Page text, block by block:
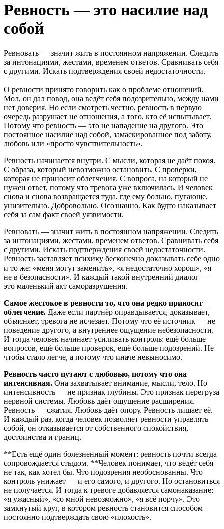
Ревность — это насилие над
собой
Ревновать — значит жить в постоянном напряжении. Следить
за интонациями, жестами, временем ответов. Сравнивать себя
с другими. Искать подтверждения своей недостаточности.
О ревности принято говорить как о проблеме отношений.
Мол, он дал повод, она ведёт себя подозрительно, между нами
нет доверия. Но если смотреть честно, ревность в первую
очередь разрушает не отношения, а того, кто её испытывает.
Потому что ревность — это не нападение на другого. Это
постоянное насилие над собой, замаскированное под заботу,
любовь или «просто чувствительность».
Ревность начинается внутри. С мысли, которая не даёт покоя.
С образа, который невозможно остановить. С проверки,
которая не приносит облегчения. С вопроса, на который не
нужен ответ, потому что тревога уже включилась. И человек
снова и снова возвращается туда, где ему больно, пугающе,
унизительно. Добровольно. Осознанно. Как будто наказывает
себя за сам факт своей уязвимости.
Ревновать — значит жить в постоянном напряжении. Следить
за интонациями, жестами, временем ответов. Сравнивать себя
с другими. Искать подтверждения своей недостаточности.
Ревность заставляет психику бесконечно доказывать себе одно
и то же: «меня могут заменить», «я недостаточно хорош», «я
не в безопасности». И каждый такой внутренний диалог —
это маленький акт саморазрушения.
Самое жестокое в ревности то, что она редко приносит
облегчение. Даже если партнёр оправдывается, доказывает,
объясняет, тревога не исчезает. Потому что её источник — не
поведение другого, а внутреннее ощущение небезопасности.
И тогда человек начинает усиливать контроль: ещё больше
вопросов, ещё больше проверок, ещё больше подозрений. Не
чтобы стало легче, а потому что иначе невыносимо.
Ревность часто путают с любовью, потому что она
интенсивная. Она захватывает внимание, мысли, тело. Но
интенсивность — не признак глубины. Это признак перегруза
нервной системы. Любовь даёт ощущение расширения.
Ревность — сжатия. Любовь даёт опору. Ревность лишает её.
И каждый раз, когда человек позволяет ревности управлять
собой, он отказывается от собственного спокойствия,
достоинства и границ.
**Есть ещё один болезненный момент: ревность почти всегда
сопровождается стыдом. **Человек понимает, что ведёт себя
не так, как хотел бы. Что подозрения необоснованны. Что
контроль унижает — и его самого, и другого. Но остановиться
не получается. И тогда к тревоге добавляется самонаказание:
«я ужасный», «со мной невозможно», «я всё порчу». Это
замкнутый круг, в котором ревность становится способом
постоянно подтверждать свою «плохость».